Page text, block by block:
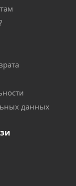
данных